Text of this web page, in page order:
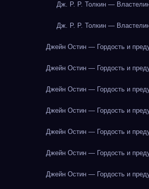
Дж. Р. Р. Толкин —
Дж. Р. Р. Толкин —
Джейн Остин — Гордость и
Джейн Остин — Гордость и
Джейн Остин — Гордость и
Джейн Остин — Гордость и
Джейн Остин — Гордость и
Джейн Остин — Гордость и
Джейн Остин — Гордость и